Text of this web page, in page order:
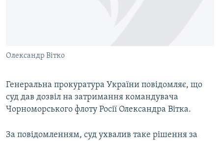
ІНФОГРАФІКА
ДОЛУЧАЙСЯ!
Усі сайти RFE/RL
Олександр Вітко
Генеральна прокуратура України повідомляє, що
суд дав дозвіл на затримання командувача
Чорноморського флоту Росії Олександра Вітка.
За повідомленням, суд ухвалив таке рішення за